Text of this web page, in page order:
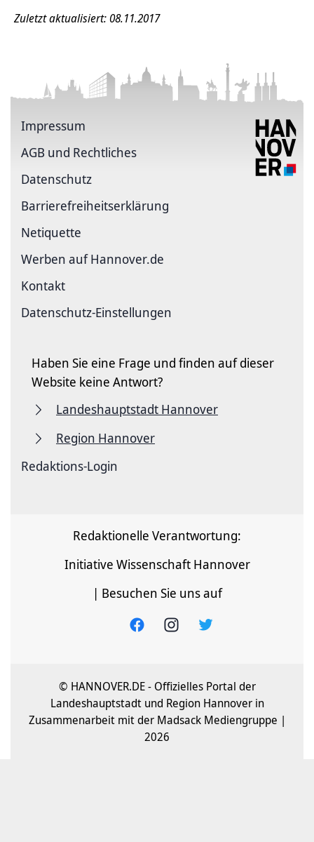
Zuletzt aktualisiert: 08.11.2017
Impressum
AGB und Rechtliches
Datenschutz
Barriere­freiheits­erklärung
Netiquette
Werben auf Hannover.de
Kontakt
Datenschutz-Einstellungen
Haben Sie eine Frage und finden auf dieser
Website keine Antwort?
Landeshauptstadt Hannover
Region Hannover
Redaktions-Login
Redaktionelle Verantwortung:
Initiative Wissenschaft Hannover
| Besuchen Sie uns auf
© HANNOVER.DE - Offizielles Portal der
Landeshauptstadt und Region Hannover in
Zusammenarbeit mit der Madsack Mediengruppe |
2026